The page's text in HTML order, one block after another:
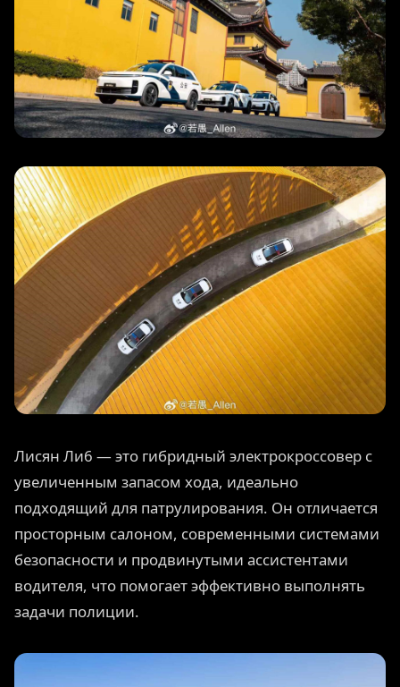
Лисян Ли6 — это гибридный электрокроссовер с
увеличенным запасом хода, идеально
подходящий для патрулирования. Он отличается
просторным салоном, современными системами
безопасности и продвинутыми ассистентами
водителя, что помогает эффективно выполнять
задачи полиции.